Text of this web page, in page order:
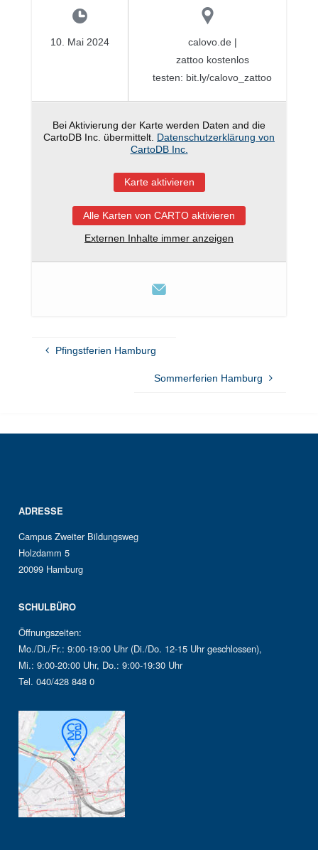
10. Mai 2024
calovo.de |
zattoo kostenlos
testen: bit.ly/calovo_zattoo
Bei Aktivierung der Karte werden Daten and die
CartoDB Inc. übermittelt. Datenschutzerklärung von
CartoDB Inc.
Karte aktivieren
Alle Karten von CARTO aktivieren
Externen Inhalte immer anzeigen
Pfingstferien Hamburg
Sommerferien Hamburg
ADRESSE
Campus Zweiter Bildungsweg
Holzdamm 5
20099 Hamburg
SCHULBÜRO
Öffnungszeiten:
Mo./Di./Fr.: 9:00-19:00 Uhr (Di./Do. 12-15 Uhr geschlossen),
Mi.: 9:00-20:00 Uhr, Do.: 9:00-19:30 Uhr
Tel. 040/428 848 0